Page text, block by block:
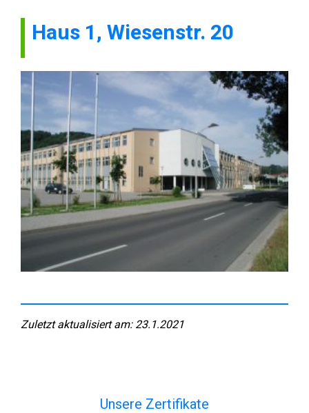
Haus 1, Wiesenstr. 20
Zuletzt aktualisiert am: 23.1.2021
Unsere Zertifikate